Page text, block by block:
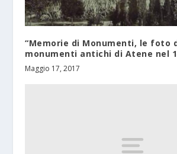
“Memorie di Monumenti, le foto
monumenti antichi di Atene nel
Maggio 17, 2017